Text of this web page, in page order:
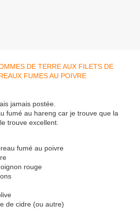
jamais postée.
fumé au hareng car je trouve que la
trouve excellent.
fumé au poivre
rouge
de cidre (ou autre)